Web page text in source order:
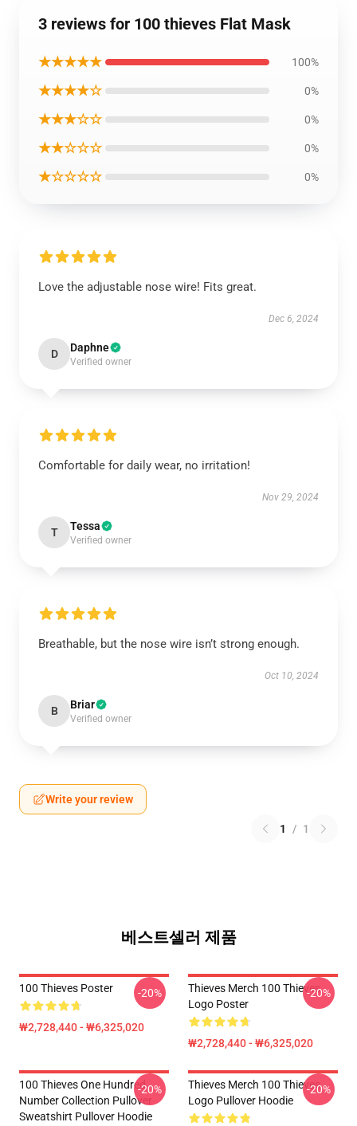
3 reviews for 100 thieves Flat Mask
★★★★★ 100%
★★★★☆ 0%
★★★☆☆ 0%
★★☆☆☆ 0%
★☆☆☆☆ 0%
Love the adjustable nose wire! Fits great.
Dec 6, 2024
D Daphne
Verified owner
Comfortable for daily wear, no irritation!
Nov 29, 2024
T Tessa
Verified owner
Breathable, but the nose wire isn’t strong enough.
Oct 10, 2024
B Briar
Verified owner
Write your review
1 / 1
베스트셀러 제품
100 Thieves Poster
₩2,728,440 - ₩6,325,020
-20%
Thieves Merch 100 Thieves
Logo Poster
₩2,728,440 - ₩6,325,020
-20%
100 Thieves One Hundred
Number Collection Pullover
Sweatshirt Pullover Hoodie
-20%
Thieves Merch 100 Thieves
Logo Pullover Hoodie
-20%